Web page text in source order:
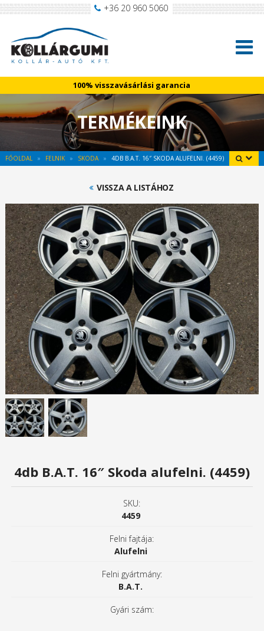
+36 20 960 5060
100% visszavásárlási garancia
TERMÉKEINK
FŐOLDAL FELNIK SKODA 4DB B.A.T. 16″ SKODA ALUFELNI. (4459)
VISSZA A LISTÁHOZ
4db B.A.T. 16″ Skoda alufelni. (4459)
SKU:
4459
Felni fajtája:
Alufelni
Felni gyártmány:
B.A.T.
Gyári szám: